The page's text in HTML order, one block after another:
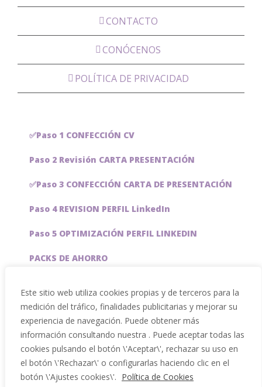
Este sitio web utiliza cookies propias y de terceros para la
medición del tráfico, finalidades publicitarias y mejorar su
experiencia de navegación. Puede obtener más
información consultando nuestra . Puede aceptar todas las
cookies pulsando el botón \'Aceptar\', rechazar su uso en
el botón \'Rechazar\' o configurarlas haciendo clic en el
botón \'Ajustes cookies\'. Política de Cookies
CONTACTO
CONÓCENOS
POLÍTICA DE PRIVACIDAD
✅Paso 1 CONFECCIÓN CV
Paso 2 Revisión CARTA PRESENTACIÓN
✅Paso 3 CONFECCIÓN CARTA DE PRESENTACIÓN
Paso 4 REVISION PERFIL LinkedIn
Paso 5 OPTIMIZACIÓN PERFIL LINKEDIN
PACKS DE AHORRO
Servicios especiales